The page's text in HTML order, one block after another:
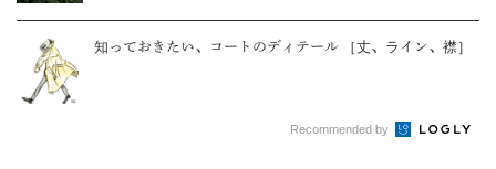
知っておきたい、コートのディテール ［丈、ライン、襟］
Recommended by